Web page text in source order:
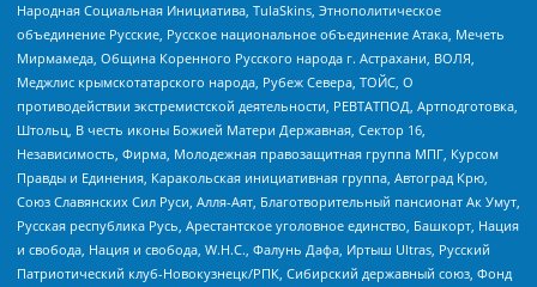
Народная Социальная Инициатива, TulaSkins, Этнополитическое
объединение Русские, Русское национальное объединение Атака, Мечеть
Мирмамеда, Община Коренного Русского народа г. Астрахани, ВОЛЯ,
Меджлис крымскотатарского народа, Рубеж Севера, ТОЙС, О
противодействии экстремистской деятельности, РЕВТАТПОД, Артподготовка,
Штольц, В честь иконы Божией Матери Державная, Сектор 16,
Независимость, Фирма, Молодежная правозащитная группа МПГ, Курсом
Правды и Единения, Каракольская инициативная группа, Автоград Крю,
Союз Славянских Сил Руси, Алля-Аят, Благотворительный пансионат Ак Умут,
Русская республика Русь, Арестантское уголовное единство, Башкорт, Нация
и свобода, Нация и свобода, W.H.С., Фалунь Дафа, Иртыш Ultras, Русский
Патриотический клуб-Новокузнецк/РПК, Сибирский державный союз, Фонд